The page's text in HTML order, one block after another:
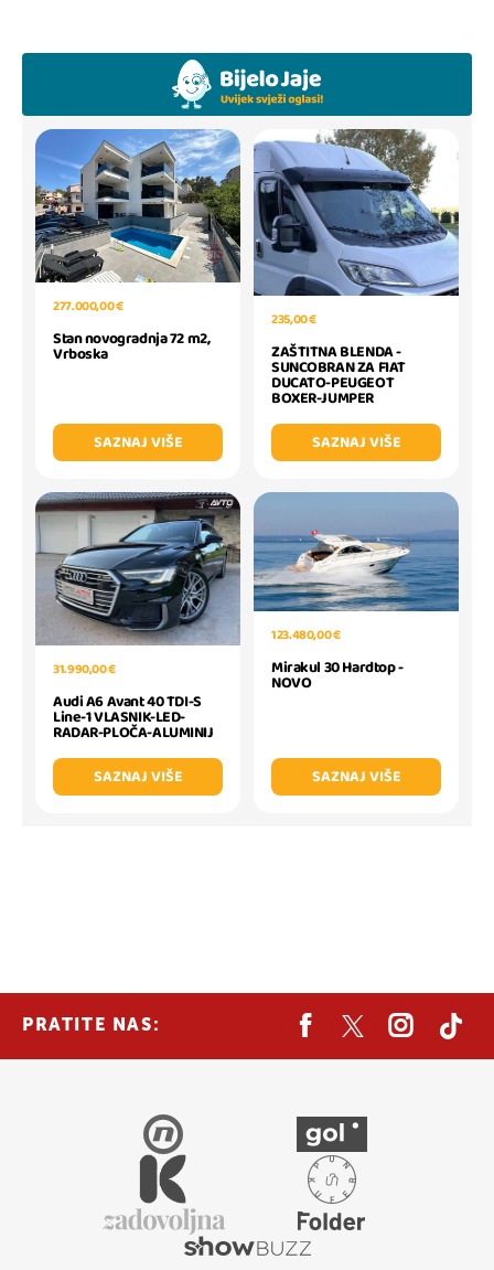
277.000,00 €
Stan novogradnja 72 m2,
Vrboska
SAZNAJ VIŠE
235,00 €
ZAŠTITNA BLENDA -
SUNCOBRAN ZA FIAT
DUCATO-PEUGEOT
BOXER-JUMPER
SAZNAJ VIŠE
31.990,00 €
Audi A6 Avant 40 TDI-S
Line-1 VLASNIK-LED-
RADAR-PLOČA-ALUMINIJ
SAZNAJ VIŠE
123.480,00 €
Mirakul 30 Hardtop -
NOVO
SAZNAJ VIŠE
PRATITE NAS: